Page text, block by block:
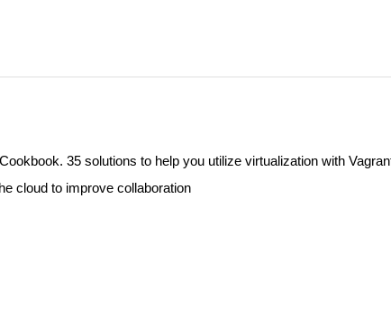
35 solutions to help you utilize virtualization with
cloud to improve collaboration